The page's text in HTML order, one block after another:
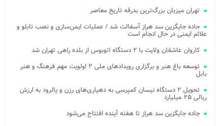
تهران میزبان بزرگ‌ترین بدرقه تاریخ معاصر
جاده جایگزین سد هراز آسفالت شد / عملیات ایمن‌سازی و نصب تابلو و
علائم ایمنی در حال انجام است
کاروان عاشقان ولایت با ۲ دستگاه اتوبوس از بلده راهی تهران شد
توسعه باغ هنر و برگزاری رویدادهای ملی ۲ اولویت مهم فرهنگ و هنر
بابل
تحویل ۲ دستگاه نیسان کمپرسی به دهیاری‌های رزن و یالرود به ارزش
ریالی ۲۵ میلیارد
جاده جایگزین سد هراز تا هفته آینده افتتاح می‌شود